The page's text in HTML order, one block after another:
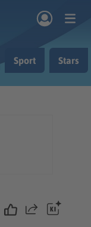
Sport Stars
Teilen